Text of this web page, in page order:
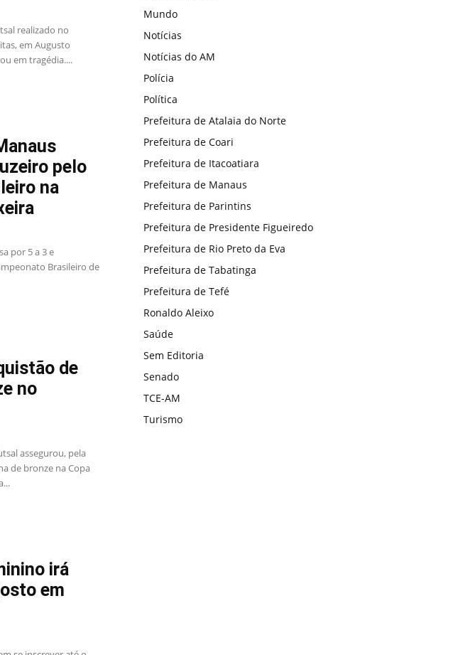
realizado no
em Augusto
em tragédia....
pelo
na
por 5 a 3 e
Brasileiro de
de
no
assegurou, pela
de bronze na Copa
irá
em
Mundo
Notícias
Notícias do AM
Polícia
Política
Prefeitura de Atalaia do Norte
Prefeitura de Coari
Prefeitura de Itacoatiara
Prefeitura de Manaus
Prefeitura de Parintins
Prefeitura de Presidente Figueiredo
Prefeitura de Rio Preto da Eva
Prefeitura de Tabatinga
Prefeitura de Tefé
Ronaldo Aleixo
Saúde
Sem Editoria
Senado
TCE-AM
Turismo